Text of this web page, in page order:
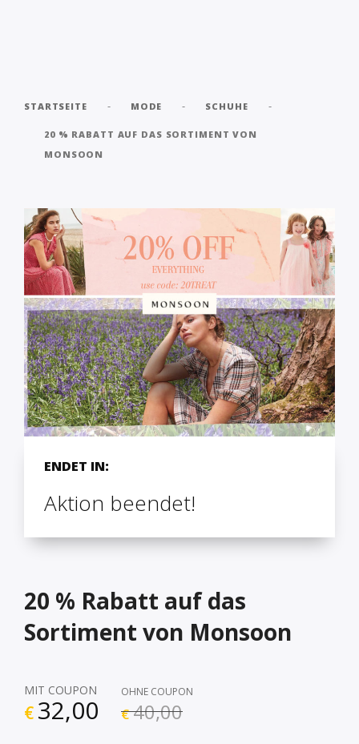
STARTSEITE - MODE - SCHUHE -
20 % RABATT AUF DAS SORTIMENT VON
MONSOON
ENDET IN:
Aktion beendet!
20 % Rabatt auf das
Sortiment von Monsoon
MIT COUPON
€ 32,00
OHNE COUPON
€ 40,00